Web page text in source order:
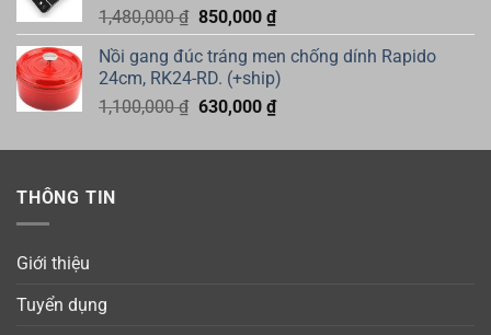
1,480,000₫ Giá
gốc
là:
1,480,000 ₫.
850,000 ₫Giá
hiện
tại
là:
850,000 ₫.
Nồi gang đúc tráng men chống dính Rapido
24cm, RK24-RD. (+ship)
1,100,000₫ Giá
là:
630,000 ₫Giá
tại
THÔNG TIN
Giới thiệu
Tuyển dụng